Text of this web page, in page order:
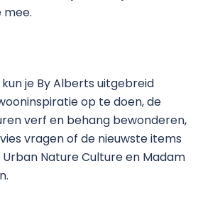
mee.
je By Alberts uitgebreid
op te doen, de
verf en behang bewonderen,
vragen of de nieuwste items
Urban Nature Culture en Madam